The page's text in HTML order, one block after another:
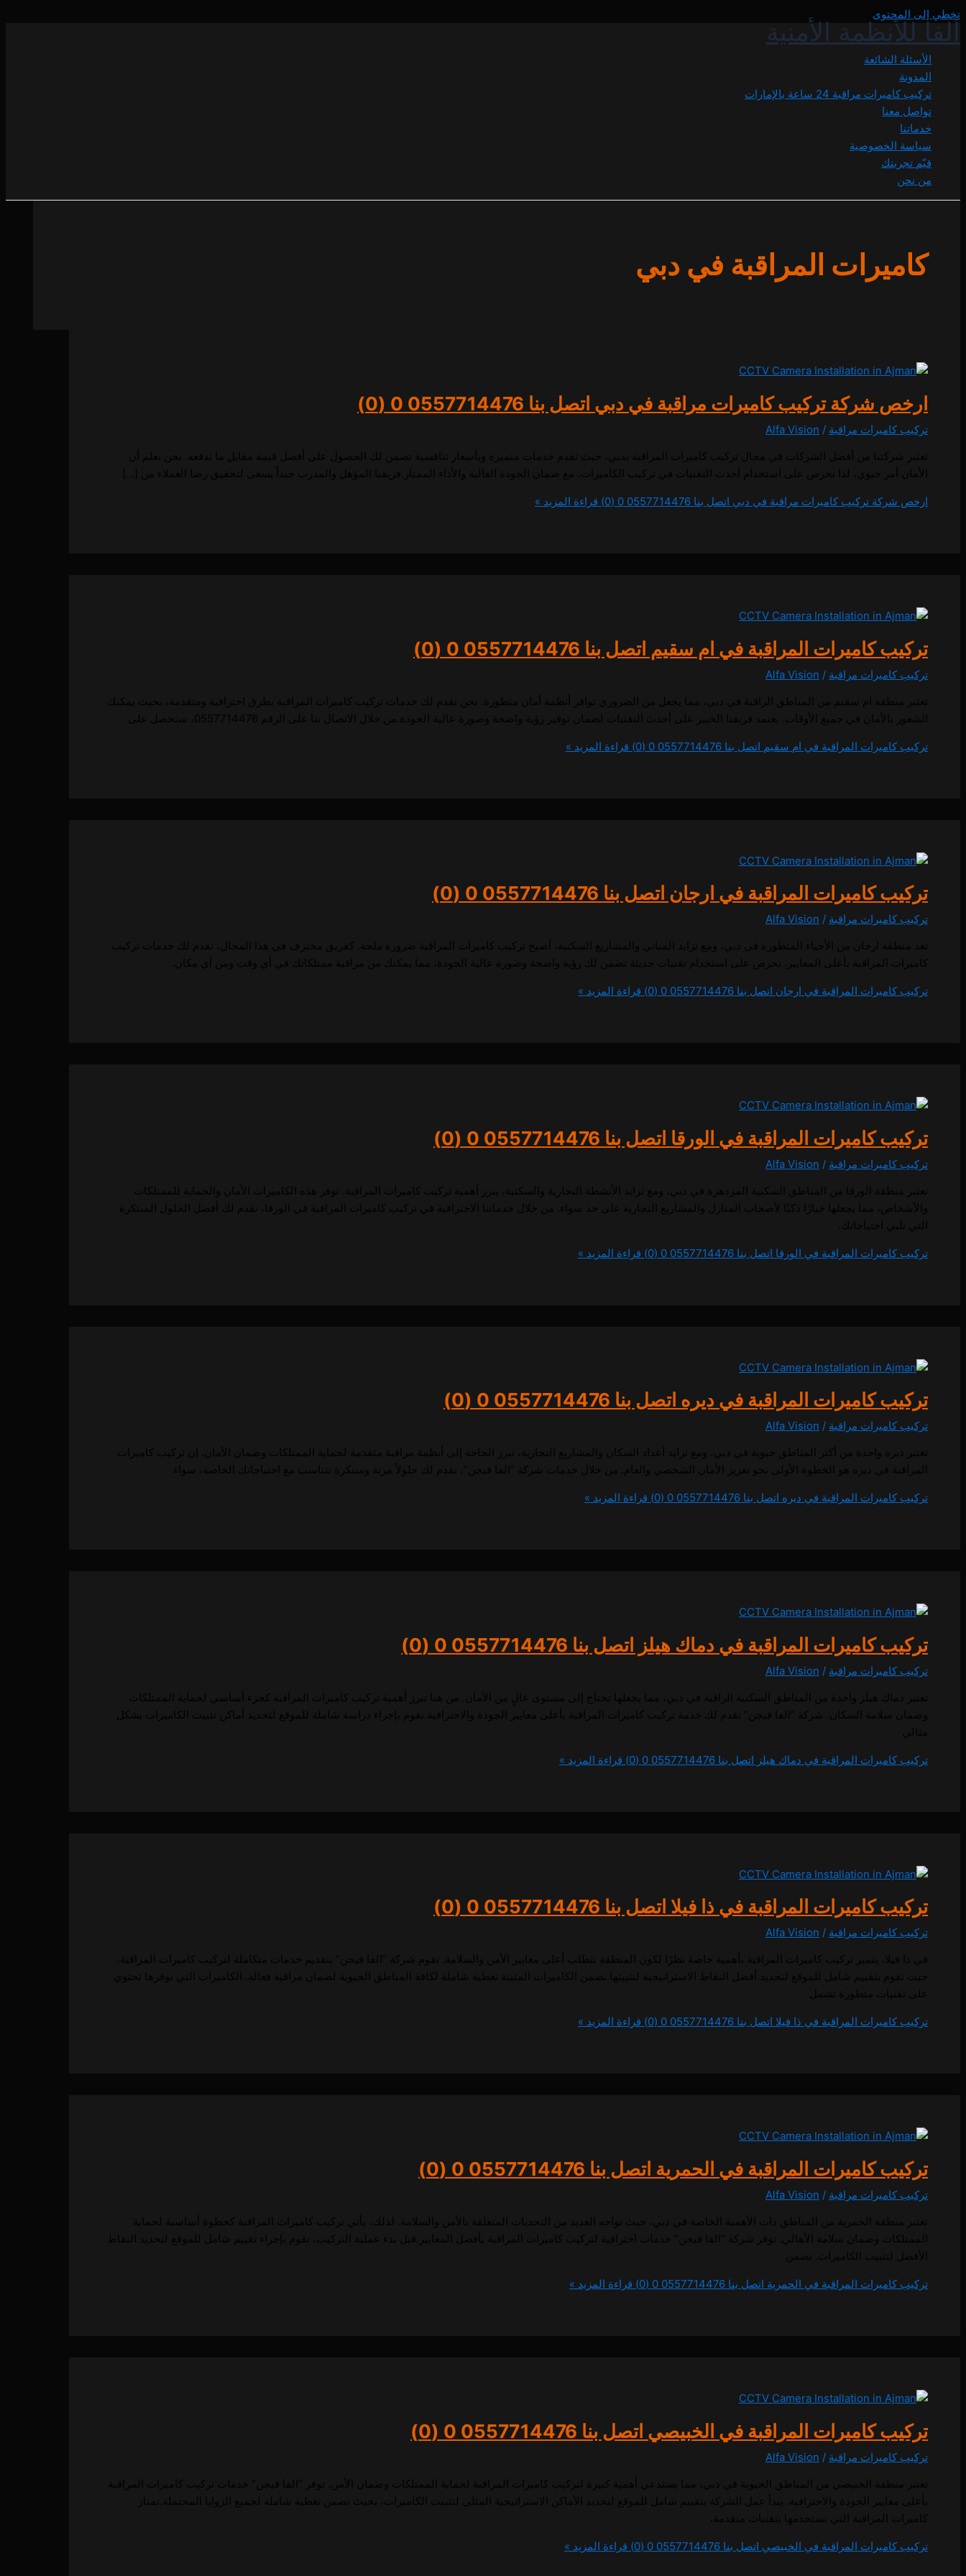
تخطي إلى المحتوى
ألفا للأنظمة الأمنية
الأسئلة الشائعة
المدونة
تركيب كاميرات مراقبة 24 ساعة بالإمارات
تواصل معنا
خدماتنا
سياسة الخصوصية
قيّم تجربتك
من نحن
كاميرات المراقبة في دبي
ارخص شركة تركيب كاميرات مراقبة في دبي اتصل بنا 0557714476 0 (0)
تركيب كاميرات مراقبة /
Alfa Vision
ارخص شركة تركيب كاميرات مراقبة في دبي اتصل بنا 0557714476 0 (0) قراءة المزيد »
تركيب كاميرات المراقبة في ام سقيم اتصل بنا 0557714476 0 (0)
تركيب كاميرات مراقبة /
Alfa Vision
تركيب كاميرات المراقبة في ام سقيم اتصل بنا 0557714476 0 (0) قراءة المزيد »
تركيب كاميرات المراقبة في ارجان اتصل بنا 0557714476 0 (0)
تركيب كاميرات مراقبة /
Alfa Vision
تركيب كاميرات المراقبة في ارجان اتصل بنا 0557714476 0 (0) قراءة المزيد »
تركيب كاميرات المراقبة في الورقا اتصل بنا 0557714476 0 (0)
تركيب كاميرات مراقبة /
Alfa Vision
تركيب كاميرات المراقبة في الورقا اتصل بنا 0557714476 0 (0) قراءة المزيد »
تركيب كاميرات المراقبة في ديره اتصل بنا 0557714476 0 (0)
تركيب كاميرات مراقبة /
Alfa Vision
تركيب كاميرات المراقبة في ديره اتصل بنا 0557714476 0 (0) قراءة المزيد »
تركيب كاميرات المراقبة في دماك هيلز اتصل بنا 0557714476 0 (0)
تركيب كاميرات مراقبة /
Alfa Vision
تركيب كاميرات المراقبة في دماك هيلز اتصل بنا 0557714476 0 (0) قراءة المزيد »
تركيب كاميرات المراقبة في ذا فيلا اتصل بنا 0557714476 0 (0)
تركيب كاميرات مراقبة /
Alfa Vision
تركيب كاميرات المراقبة في ذا فيلا اتصل بنا 0557714476 0 (0) قراءة المزيد »
تركيب كاميرات المراقبة في الحمرية اتصل بنا 0557714476 0 (0)
تركيب كاميرات مراقبة /
Alfa Vision
تركيب كاميرات المراقبة في الحمرية اتصل بنا 0557714476 0 (0) قراءة المزيد »
تركيب كاميرات المراقبة في الخبيصي اتصل بنا 0557714476 0 (0)
تركيب كاميرات مراقبة /
Alfa Vision
تركيب كاميرات المراقبة في الخبيصي اتصل بنا 0557714476 0 (0) قراءة المزيد »